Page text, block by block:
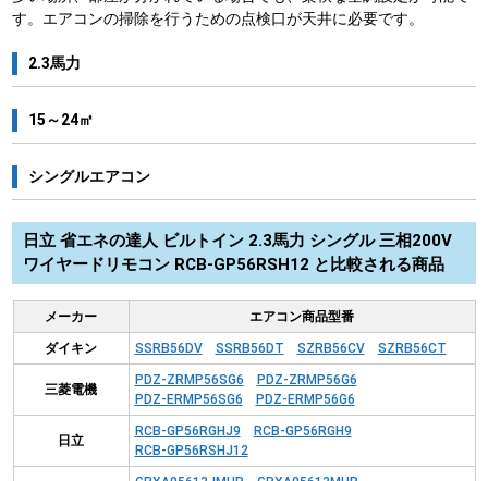
す。エアコンの掃除を行うための点検口が天井に必要です。
2.3馬力
15～24㎡
シングルエアコン
日立 省エネの達人 ビルトイン 2.3馬力 シングル 三相200V
ワイヤードリモコン RCB-GP56RSH12 と比較される商品
メーカー エアコン商品型番
ダイキン SSRB56DV SSRB56DT SZRB56CV SZRB56CT
三菱電機
PDZ-ZRMP56SG6
PDZ-ZRMP56G6
PDZ-ERMP56SG6
PDZ-ERMP56G6
日立
RCB-GP56RGHJ9
RCB-GP56RGH9
RCB-GP56RSHJ12